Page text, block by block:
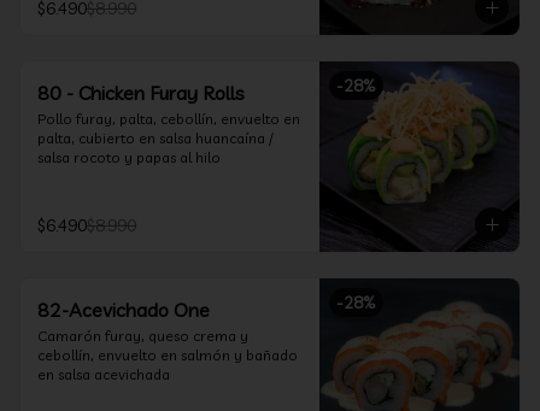
$6.490$8.990
-28%
80 - Chicken Furay Rolls
Pollo furay, palta, cebollín, envuelto en
palta, cubierto en salsa huancaína /
salsa rocoto y papas al hilo
$6.490$8.990
-28%
82-Acevichado One
Camarón furay, queso crema y
cebollín, envuelto en salmón y bañado
en salsa acevichada